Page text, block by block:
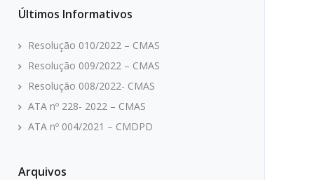
Últimos Informativos
Resolução 010/2022 – CMAS
Resolução 009/2022 – CMAS
Resolução 008/2022- CMAS
ATA nº 228- 2022 – CMAS
ATA nº 004/2021 – CMDPD
Arquivos